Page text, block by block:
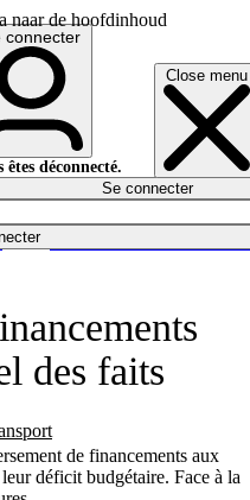
naar de hoofdinhoud
Close menu
connecter
êtes déconnecté.
Se connecter
des faits
de financements aux
déficit budgétaire. Face à la